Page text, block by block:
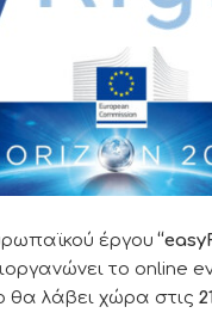
έργου
το online
θα λάβει χώρα στις